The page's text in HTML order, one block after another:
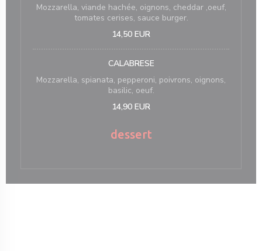
Mozzarella, viande hachée, oignons, cheddar ,oeuf,
tomates cerises, sauce burger.
14,50 EUR
CALABRESE
Mozzarella, spianata, pepperoni, poivrons, oignons,
basilic, oeuf.
14,90 EUR
dessert